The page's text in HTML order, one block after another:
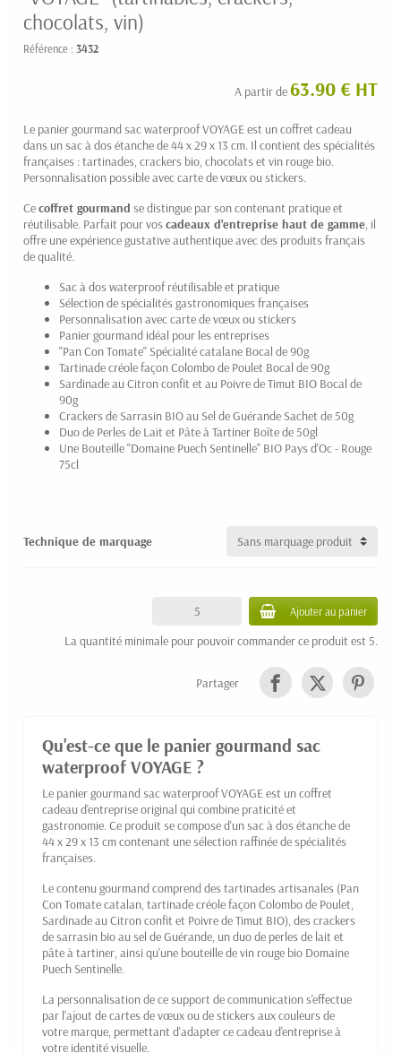
chocolats, vin)
Référence : 3432
A partir de 63.90 € HT
Le panier gourmand sac waterproof VOYAGE est un coffret cadeau
dans un sac à dos étanche de 44 x 29 x 13 cm. Il contient des spécialités
françaises : tartinades, crackers bio, chocolats et vin rouge bio.
Personnalisation possible avec carte de vœux ou stickers.
Cecoffret gourmand se distingue par son contenant pratique et
réutilisable. Parfait pour voscadeaux d'entreprise haut de gamme , il
offre une expérience gustative authentique avec des produits français
de qualité.
Sac à dos waterproof réutilisable et pratique
Sélection de spécialités gastronomiques françaises
Personnalisation avec carte de vœux ou stickers
Panier gourmand idéal pour les entreprises
"Pan Con Tomate" Spécialité catalane Bocal de 90g
Tartinade créole façon Colombo de Poulet Bocal de 90g
Sardinade au Citron confit et au Poivre de Timut BIO Bocal de
90g
Crackers de Sarrasin BIO au Sel de Guérande Sachet de 50g
Duo de Perles de Lait et Pâte à Tartiner Boîte de 50gl
Une Bouteille "Domaine Puech Sentinelle" BIO Pays d'Oc - Rouge
75cl
Technique de marquage
Ajouter au panier
La quantité minimale pour pouvoir commander ce produit est 5.
Partager
Qu'est-ce que le panier gourmand sac
waterproof VOYAGE ?
Le panier gourmand sac waterproof VOYAGE est un coffret
cadeau d'entreprise original qui combine praticité et
gastronomie. Ce produit se compose d'un sac à dos étanche de
44 x 29 x 13 cm contenant une sélection raffinée de spécialités
françaises.
Le contenu gourmand comprend des tartinades artisanales (Pan
Con Tomate catalan, tartinade créole façon Colombo de Poulet,
Sardinade au Citron confit et Poivre de Timut BIO), des crackers
de sarrasin bio au sel de Guérande, un duo de perles de lait et
pâte à tartiner, ainsi qu'une bouteille de vin rouge bio Domaine
Puech Sentinelle.
La personnalisation de ce support de communication s'effectue
par l'ajout de cartes de vœux ou de stickers aux couleurs de
votre marque, permettant d'adapter ce cadeau d'entreprise à
votre identité visuelle.